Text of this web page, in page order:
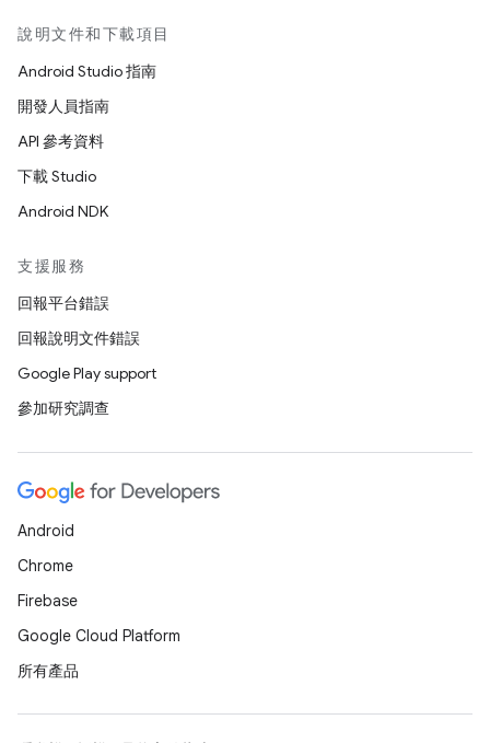
說明文件和下載項目
Android Studio 指南
開發人員指南
API 參考資料
下載 Studio
Android NDK
支援服務
回報平台錯誤
回報說明文件錯誤
Google Play support
參加研究調查
Android
Chrome
Firebase
Google Cloud Platform
所有產品